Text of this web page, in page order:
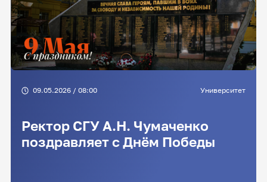
09.05.2026 / 08:00 Университет
Ректор СГУ А.Н. Чумаченко
поздравляет с Днём Победы